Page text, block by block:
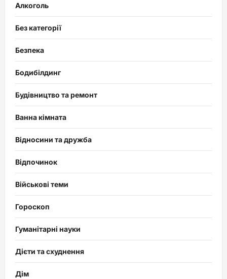
Алкоголь
Без категорії
Безпека
Бодибілдинг
Будівництво та ремонт
Ванна кімната
Відносини та дружба
Відпочинок
Військові теми
Гороскоп
Гуманітарні науки
Дієти та схуднення
Дім